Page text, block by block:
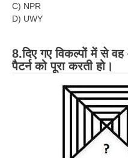
Group-D
रेलवे ग्रुप -डी परीक्षा
RRB NTPC (Tier-1) Papers
RRB NTPC (Tier-2)
C) NPR
D) UWY
8.दिए गए विकल्पों में से
पैटर्न को पूरा करती हो।